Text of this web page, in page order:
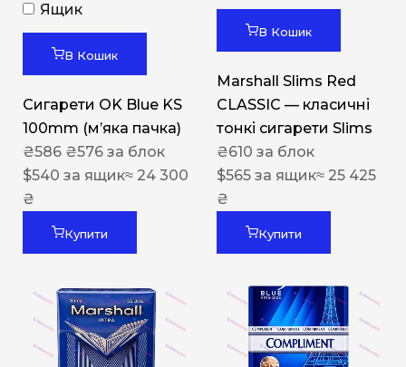
Ящик
В Кошик
Сигарети OK Blue KS
100mm (м’яка пачка)
₴586 ₴576 за блок
$540 за ящик≈ 24 300
₴
Купити
В Кошик
Marshall Slims Red
CLASSIC — класичні
тонкі сигарети Slims
₴610 за блок
$565 за ящик≈ 25 425
₴
Купити